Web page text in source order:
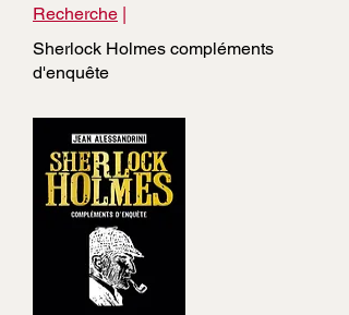
Recherche |
Sherlock Holmes compléments
d'enquête